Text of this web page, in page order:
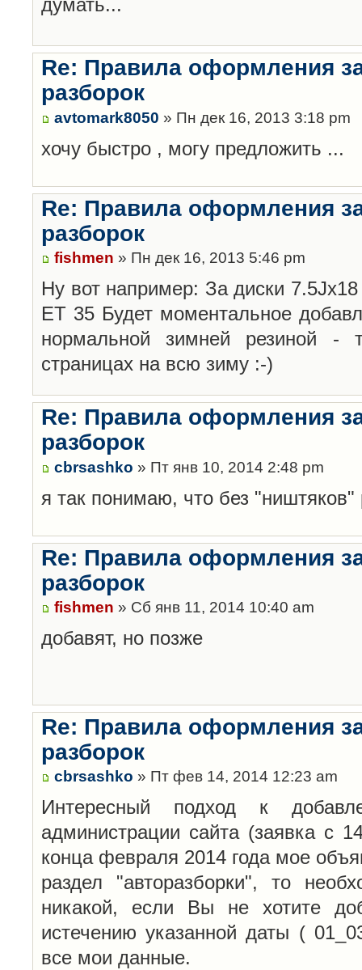
Re: Правила оформления
разборок
avtomark8050 » Пн дек 16, 2013 3:18 pm
хочу быстро , могу предложить ...
Re: Правила оформления
разборок
fishmen » Пн дек 16, 2013 5:46 pm
Ну вот например: За диски
ET 35 Будет моментальное
нормальной зимней резиной
страницах на всю зиму :-)
Re: Правила оформления
разборок
cbrsashko » Пт янв 10, 2014 2:48 pm
я так понимаю, что без "ништяков"
Re: Правила оформления
разборок
fishmen » Сб янв 11, 2014 10:40 am
добавят, но позже
Re: Правила оформления
разборок
cbrsashko » Пт фев 14, 2014 12:23 am
Интересный подход к
администрации сайта (заявка с
конца февраля 2014 года мое
раздел "авторазборки", то
никакой, если Вы не хотите
истечению указанной даты (
все мои данные.